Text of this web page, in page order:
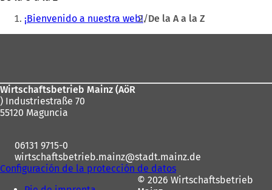
Estás
aquí:
¡Bienvenido a nuestra web! De la A a la Z
pies
Wirtschaftsbetrieb Mainz (AöR
) Industriestraße 70
55120 Maguncia
06131 9715-0
wirtschaftsbetrieb.mainz
stadt.mainz de
Configuración de la protección de datos
© 2026 Wirtschaftsbetrieb